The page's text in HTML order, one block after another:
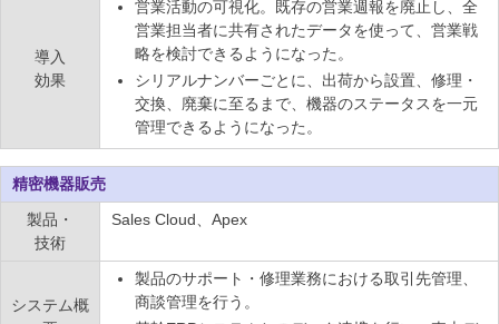
導入
効果
営業活動の可視化。既存の営業週報を廃止し、全
営業担当者に共有されたデータを使って、営業戦
略を検討できるようになった。
シリアルナンバーごとに、出荷から設置、修理・
交換、廃棄に至るまで、機器のステータスを一元
管理できるようになった。
精密機器販売
製品・
技術
Sales Cloud、Apex
システム概
製品のサポート・修理業務における取引先管理、
商談管理を行う。